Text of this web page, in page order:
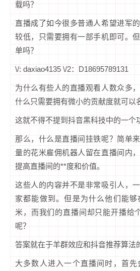
载吗？
直播成了如今很多普通人希望进军
较低，只需要拥有一部手机即可。
单吗？
\/: daxiao4135 \/2：D18695789131
为什么有些人的直播观看人数众多
什么只需要拥有微小的贡献度就可以
这就不得不提到抖音黑科技中的一个
那么，什么是直播间挂铁呢？简单
量的花米雇佣机器人留在直播间内
提高直播间的**度和价值。
这些人的内容并不是非常吸引人，
家都能做到。但是为什么他们能
米，而我们的直播间却只能开播给
呢？
答案就在于羊群效应和抖音推荐算法
大多数人进入一个直播间时，首先